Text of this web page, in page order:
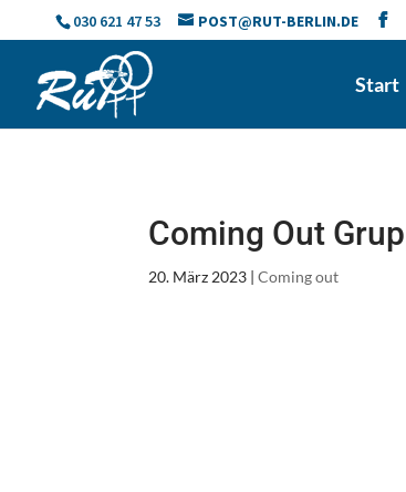
030 621 47 53 POST@RUT-BERLIN.DE
Start
Coming Out
20. März 2023 |Coming out